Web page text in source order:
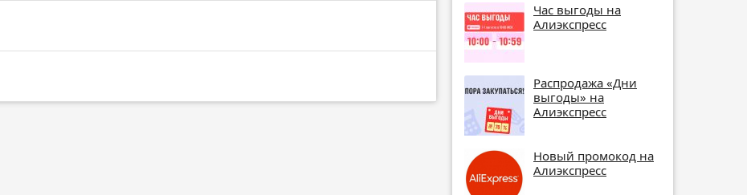
Час выгоды на
Алиэкспресс
Распродажа «Дни
выгоды» на
Алиэкспресс
Новый промокод на
Алиэкспресс